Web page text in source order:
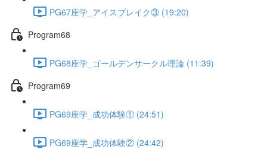
PG67座学_アイスブレイク③ (19:20)
Program68
PG68座学_ゴールデンサークル理論 (11:39)
Program69
PG69座学_成功体験① (24:51)
PG69座学_成功体験② (24:42)